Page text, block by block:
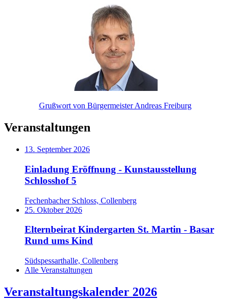
Grußwort von Bürgermeister Andreas Freiburg
Veranstaltungen
13. September 2026
Einladung Eröffnung - Kunstausstellung
Schlosshof 5
Fechenbacher Schloss, Collenberg
25. Oktober 2026
Elternbeirat Kindergarten St. Martin - Basar
Rund ums Kind
Südspessarthalle, Collenberg
Alle Veranstaltungen
Veranstaltungskalender 2026